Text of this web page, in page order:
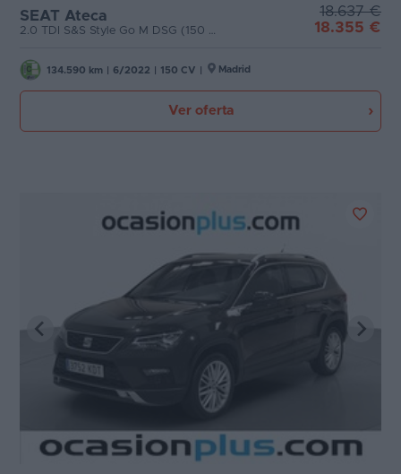
SEAT Ateca
2.0 TDI S&S Style Go M DSG (150 CV)
18.637 €
18.355 €
134.590 km 6/2022 150 CV Madrid
Ver oferta